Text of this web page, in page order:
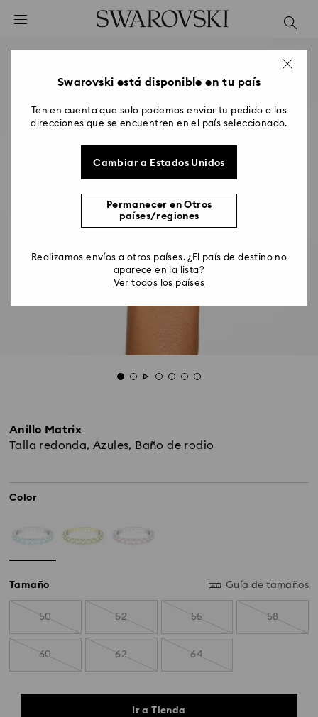
Accesskeys list
2 - Footer
Anillo Matrix
Talla redonda, Azules, Baño de rodio
Color
Tamaño Guía de tamaños
50 52 55 58
60 62 64
Ir a Tienda
Swarovski está disponible en tu país
Ten en cuenta que solo podemos enviar tu pedido a las
direcciones que se encuentren en el país seleccionado.
Cambiar a Estados Unidos
Permanecer en Otros
países/regiones
Realizamos envíos a otros países. ¿El país de destino no
aparece en la lista?
Ver todos los países